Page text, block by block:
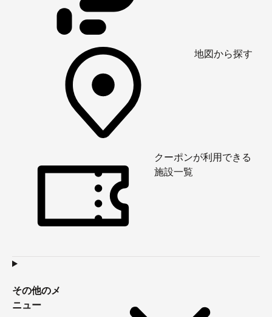
地図から探す
クーポンが利用できる
施設一覧
その他のメ
ニュー